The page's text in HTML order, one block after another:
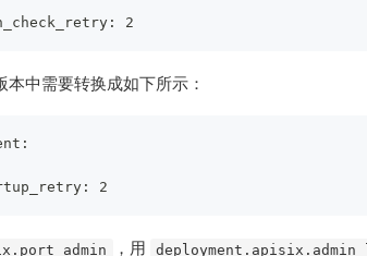
本中需要转换成如下所示：
，用